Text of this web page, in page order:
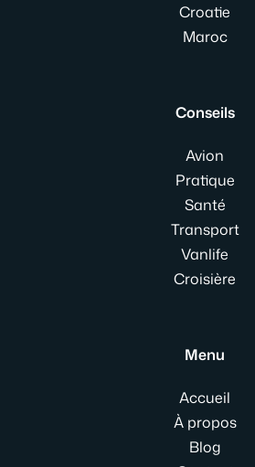
Croatie
Maroc
Conseils
Avion
Pratique
Santé
Transport
Vanlife
Croisière
Menu
Accueil
À propos
Blog